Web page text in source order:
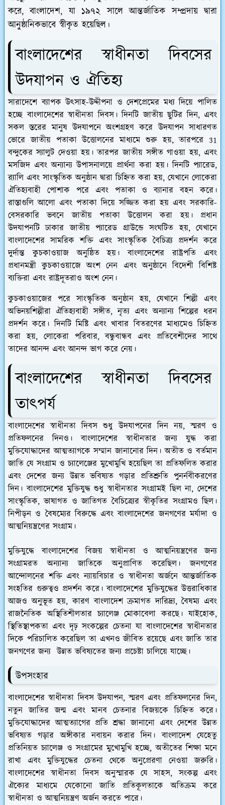
করে, বাংলাদেশ, যা ১৯৭২ সালে আন্তর্জাতিক সম্প্রদায় দ্বারা
আনুষ্ঠানিকভাবে স্বীকৃত হয়েছিল।
বাংলাদেশের স্বাধীনতা দিবসের
উদযাপন ও ঐতিহ্য
সারাদেশে ব্যাপক উৎসাহ-উদ্দীপনা ও দেশপ্রেমের মধ্য দিয়ে পালিত
হচ্ছে বাংলাদেশের স্বাধীনতা দিবস। দিনটি জাতীয় ছুটির দিন, এবং
সকল স্তরের মানুষ উদযাপনে অংশগ্রহণ করে উদযাপন সাধারণত
ভোরে জাতীয় পতাকা উত্তোলনের মাধ্যমে শুরু হয়, তারপরে 31
বন্দুকের স্যালুট দেওয়া হয়। তারপর জাতীয় সঙ্গীত গাওয়া হয়, এবং
মসজিদ এবং অন্যান্য উপাসনালয়ে প্রার্থনা করা হয়।দিনটি প্যারেড,
র‌্যালি এবং সাংস্কৃতিক অনুষ্ঠান দ্বারা চিহ্নিত করা হয়, যেখানে লোকেরা
ঐতিহ্যবাহী পোশাক পরে এবং পতাকা ও ব্যানার বহন করে।
রাস্তাগুলি আলো এবং পতাকা দিয়ে সজ্জিত করা হয় এবং সরকারি-
বেসরকারি ভবনে জাতীয় পতাকা উত্তোলন করা হয়। প্রধান
উদযাপনটি ঢাকার জাতীয় প্যারেড গ্রাউন্ডে সংঘটিত হয়, যেখানে
বাংলাদেশের সামরিক শক্তি এবং সাংস্কৃতিক বৈচিত্র্য প্রদর্শন করে
দুর্দান্ত কুচকাওয়াজ অনুষ্ঠিত হয়। বাংলাদেশের রাষ্ট্রপতি এবং
প্রধানমন্ত্রী কুচকাওয়াজে অংশ নেন এবং অনুষ্ঠানে বিদেশী বিশিষ্ট
ব্যক্তিরা এবং রাষ্ট্রদূতরাও অংশ নেন।
কুচকাওয়াজের পরে সাংস্কৃতিক অনুষ্ঠান হয়, যেখানে শিল্পী এবং
অভিনয়শিল্পীরা ঐতিহ্যবাহী সঙ্গীত, নৃত্য এবং অন্যান্য শিল্পের ধরন
প্রদর্শন করে। দিনটি মিষ্টি এবং খাবার বিতরণের মাধ্যমেও চিহ্নিত
করা হয়, লোকেরা পরিবার, বন্ধুবান্ধব এবং প্রতিবেশীদের সাথে
তাদের আনন্দ এবং আনন্দ ভাগ করে নেয়।
বাংলাদেশের স্বাধীনতা দিবসের
তাৎপর্য
বাংলাদেশের স্বাধীনতা দিবস শুধু উদযাপনের দিন নয়, স্মরণ ও
প্রতিফলনের দিনও। বাংলাদেশের স্বাধীনতার জন্য যুদ্ধ করা
মুক্তিযোদ্ধাদের আত্মত্যাগকে সম্মান জানানোর দিন। অতীত ও বর্তমান
জাতি যে সংগ্রাম ও চ্যালেঞ্জের মুখোমুখি হয়েছিল তা প্রতিফলিত করার
এবং দেশের জন্য উন্নত ভবিষ্যত গড়ার প্রতিশ্রুতি পুনর্নবীকরণের
দিন।বাংলাদেশের মুক্তিযুদ্ধ শুধু স্বাধীনতার সংগ্রামই ছিল না, দেশের
সাংস্কৃতিক, ভাষাগত ও জাতিগত বৈচিত্র্যের স্বীকৃতির সংগ্রামও ছিল।
নিপীড়ন ও বৈষম্যের বিরুদ্ধে এবং বাংলাদেশের জনগণের মর্যাদা ও
আত্মনিয়ন্ত্রণের সংগ্রাম।
মুক্তিযুদ্ধে বাংলাদেশের বিজয় স্বাধীনতা ও আত্মনিয়ন্ত্রণের জন্য
সংগ্রামরত অন্যান্য জাতিকে অনুপ্রাণিত করেছিল। জনগণের
আন্দোলনের শক্তি এবং ন্যায়বিচার ও স্বাধীনতা অর্জনে আন্তর্জাতিক
সংহতির গুরুত্বও প্রদর্শন করে।বাংলাদেশের মুক্তিযুদ্ধের উত্তরাধিকার
আজও অনুভূত হয়, কারণ বাংলাদেশ ক্রমাগত দারিদ্র্য, বৈষম্য এবং
রাজনৈতিক অস্থিতিশীলতার চ্যালেঞ্জ মোকাবেলা করছে। যাইহোক,
স্থিতিস্থাপকতা এবং দৃঢ় সংকল্পের চেতনা যা বাংলাদেশের স্বাধীনতার
দিকে পরিচালিত করেছিল তা এখনও জীবিত রয়েছে এবং জাতি তার
জনগণের জন্য উন্নত ভবিষ্যতের জন্য প্রচেষ্টা চালিয়ে যাচ্ছে।
উপসংহার
বাংলাদেশের স্বাধীনতা দিবস উদযাপন, স্মরণ এবং প্রতিফলনের দিন,
নতুন জাতির জন্ম এবং মানব চেতনার বিজয়কে চিহ্নিত করে।
মুক্তিযোদ্ধাদের আত্মত্যাগের প্রতি শ্রদ্ধা জানানো এবং দেশের উন্নত
ভবিষ্যত গড়ার অঙ্গীকার নবায়ন করার দিন। বাংলাদেশ যেহেতু
প্রতিনিয়ত চ্যালেঞ্জ ও সংগ্রামের মুখোমুখি হচ্ছে, অতীতের শিক্ষা মনে
রাখা এবং মুক্তিযুদ্ধের চেতনা থেকে অনুপ্রেরণা নেওয়া জরুরি।
বাংলাদেশের স্বাধীনতা দিবস অনুস্মারক যে সাহস, সংকল্প এবং
ঐক্যের মাধ্যমে যেকোনো জাতি প্রতিকূলতাকে অতিক্রম করে
স্বাধীনতা ও আত্মনিয়ন্ত্রণ অর্জন করতে পারে।